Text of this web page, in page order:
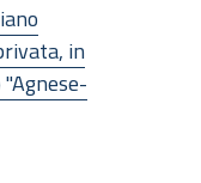
in